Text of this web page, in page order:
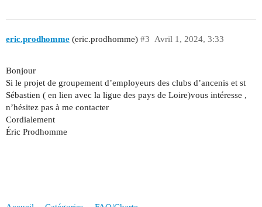
eric.prodhomme (eric.prodhomme) Avril 1, 2024, 3:33
#3
Bonjour
Si le projet de groupement d’employeurs des clubs d’ancenis et st
Sébastien ( en lien avec la ligue des pays de Loire)vous intéresse ,
n’hésitez pas à me contacter
Cordialement
Éric Prodhomme